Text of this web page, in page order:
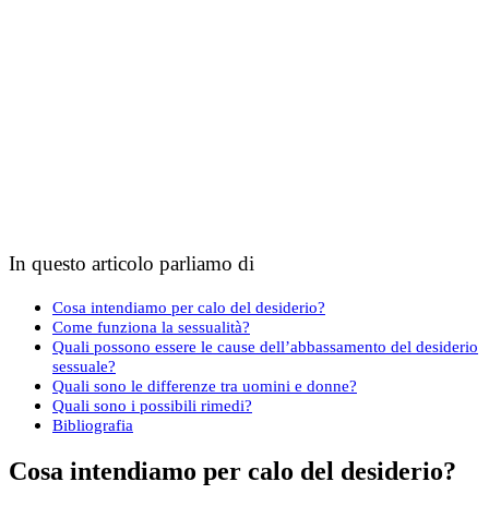
In questo articolo parliamo di
Cosa intendiamo per calo del desiderio?
Come funziona la sessualità?
Quali possono essere le cause dell’abbassamento del desiderio
sessuale?
Quali sono le differenze tra uomini e donne?
Quali sono i possibili rimedi?
Bibliografia
Cosa intendiamo per calo del desiderio?